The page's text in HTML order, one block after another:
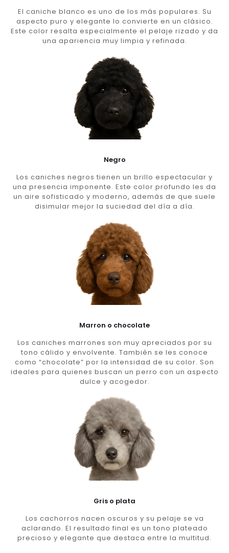
El caniche blanco es uno de los más populares. Su
aspecto puro y elegante lo convierte en un clásico.
Este color resalta especialmente el pelaje rizado y da
una apariencia muy limpia y refinada.
Negro
Los caniches negros tienen un brillo espectacular y
una presencia imponente. Este color profundo les da
un aire sofisticado y moderno, además de que suele
disimular mejor la suciedad del día a día.
Marron o chocolate
Los caniches marrones son muy apreciados por su
tono cálido y envolvente. También se les conoce
como “chocolate” por la intensidad de su color. Son
ideales para quienes buscan un perro con un aspecto
dulce y acogedor.
Gris o plata
Los cachorros nacen oscuros y su pelaje se va
aclarando. El resultado final es un tono plateado
precioso y elegante que destaca entre la multitud.